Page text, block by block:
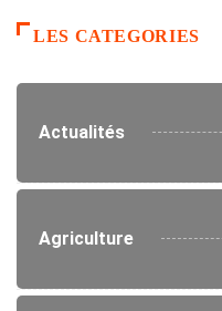
LES CATEGORIES
Actualités
Agriculture